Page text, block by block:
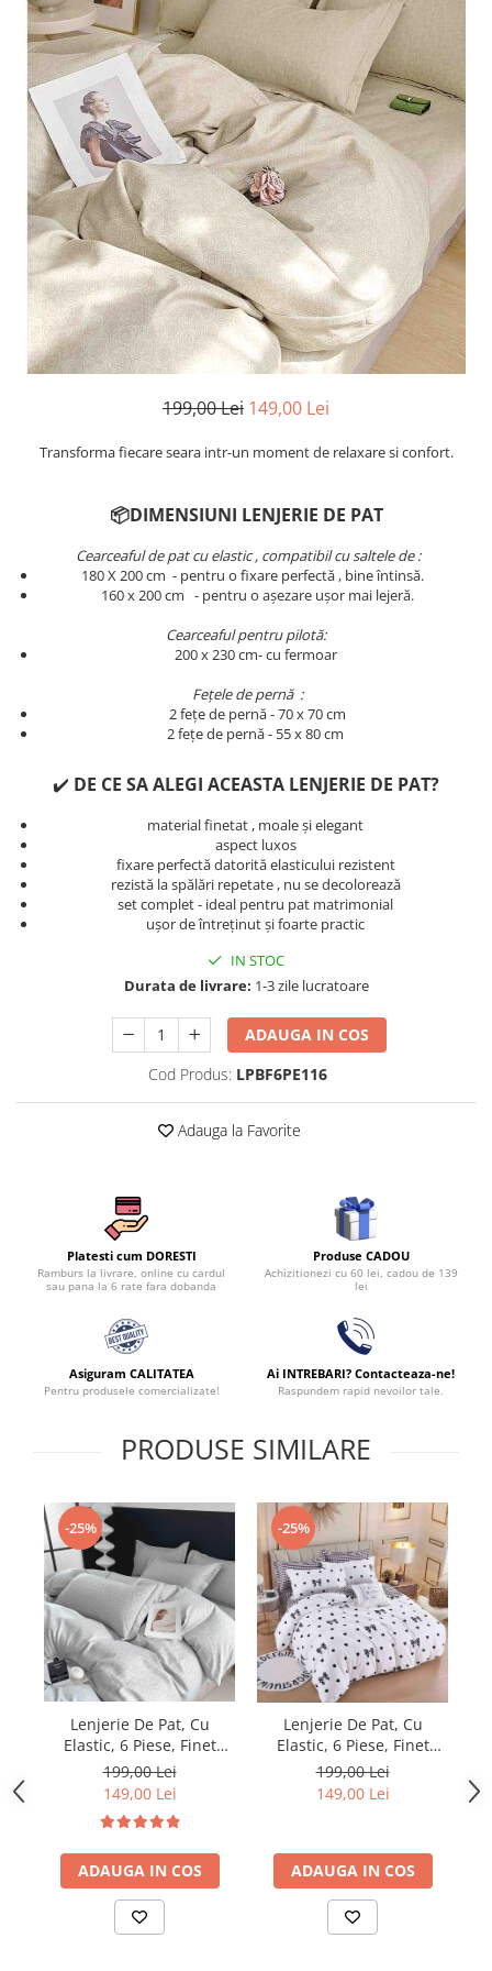
Cearceaf cu elastic
Cearceaf normal
Lenjerii De Pat Creponate
Lenjerii De Pat Bumbac Poplin 2
Persoane
Lenjerii De Pat Bumbac Poplin,
Matlasate, 2 Persoane
Lenjerii De Pat Bumbac Satinat 2
Persoane
Lenjerii De Pat Volanase
Lenjerii De Pat, Finet Premium 3D,
2 Persoane
Lenjerii De Pat Jacquard
Set Lenjerie De Pat Blana
Set Lenjerie Pat Blanita Iepure, 6
Lenjerii De Pat Premium Collection
Set Lenjerie De Pat, 7 Piese, Cu
Pilota / Cuvertura Inclusa
Set Lenjerie De Pat Jacquard Regal,
11 Piese, Cuvertura Inclusa
Lenjerii Damasc Egiptean King Size
Persoana
Lenjerii De Pat, Imprimeu 3D, 1
Persoana
199,00 Lei 149,00 Lei
Transforma fiecare seara intr-un moment de relaxare si confort.
📦DIMENSIUNI LENJERIE DE PAT
Cearceaful de pat cu elastic , compatibil cu saltele de :
180 X 200 cm - pentru o fixare perfectă , bine întinsă.
​​​​160 x 200 cm - pentru o așezare ușor mai lejeră.
Cearceaful pentru pilotă:
200 x 230 cm- cu fermoar
Fețele de pernă :
2 fețe de pernă - 70 x 70 cm
2 fețe de pernă - 55 x 80 cm
✔️ DE CE SA ALEGI ACEASTA LENJERIE DE PAT?
material finetat , moale și elegant
aspect luxos
fixare perfectă datorită elasticului rezistent
rezistă la spălări repetate , nu se decolorează
set complet - ideal pentru pat matrimonial
ușor de întreținut și foarte practic
IN STOC
Durata de livrare: 1-3 zile lucratoare
ADAUGA IN COS
Cod Produs: LPBF6PE116
Adauga la Favorite
Platesti cum DORESTI
Ramburs la livrare, online cu cardul
sau pana la 6 rate fara dobanda
Produse CADOU
Achizitionezi cu 60 lei, cadou de 139
lei
Asiguram CALITATEA
Pentru produsele comercializate!
Ai INTREBARI? Contacteaza-ne!
Raspundem rapid nevoilor tale.
PRODUSE SIMILARE
-25%
Lenjerie De Pat, Cu
Elastic, 6 Piese, Finet
Premium - LPBF6PE24
199,00 Lei
149,00 Lei
ADAUGA IN COS
-25%
Lenjerie De Pat, Cu
Elastic, 6 Piese, Finet
Premium - LPBF6PE10
199,00 Lei
149,00 Lei
ADAUGA IN COS